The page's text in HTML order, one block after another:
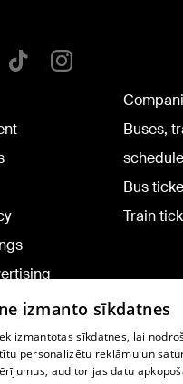
terms
Buses,
Bus
Train
izmanto sīkdatnes
izmantotas sīkdatnes, lai
personalizētu reklāmu un
auditorijas datu